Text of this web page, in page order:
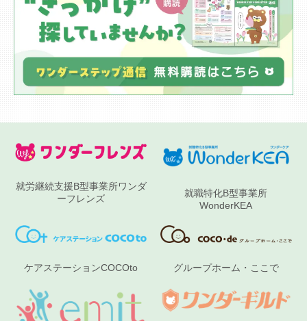
就労継続支援B型事業所ワンダ
ーフレンズ
就職特化B型事業所
WonderKEA
ケアステーションCOCOto グループホーム・ここで